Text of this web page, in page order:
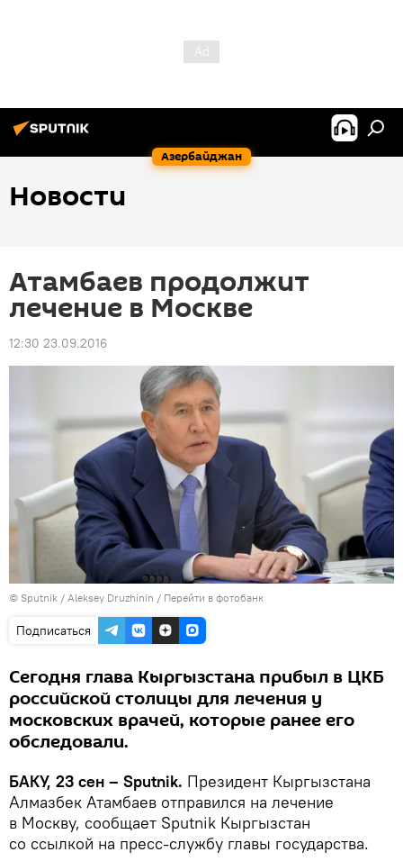
Азербайджан
Новости
Атамбаев продолжит
лечение в Москве
12:30 23.09.2016
© Sputnik / Aleksey Druzhinin / Перейти в фотобанк
Подписаться
Сегодня глава Кыргызстана прибыл в ЦКБ
российской столицы для лечения у
московских врачей, которые ранее его
обследовали.
БАКУ, 23 сен – Sputnik. Президент Кыргызстана
Алмазбек Атамбаев отправился на лечение
в Москву, сообщает Sputnik Кыргызстан
со ссылкой на пресс-службу главы государства.